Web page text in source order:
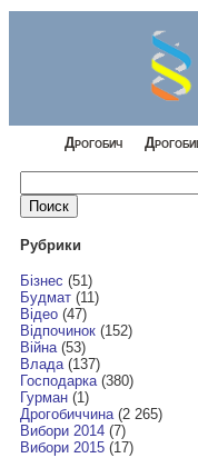
Дрогобич
Найти:
Рубрики
Бізнес (51)
Будмат(11)
Відео(47)
Відпочинок(152)
Війна(53)
Влада(137)
Господарка(380)
Гурман(1)
Дрогобиччина(2 265)
Вибори 2014(7)
Вибори 2015(17)